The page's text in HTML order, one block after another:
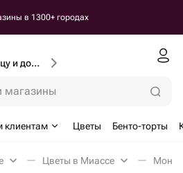
в 1300+ городах
Введите город, улицу и дом доставки
магазины
клиентам Цветы Бенто-торты
Цветы в Миассе